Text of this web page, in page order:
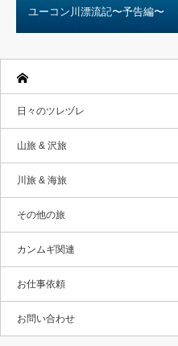
ユーコン川漂流記〜予告編〜
日々のツレヅレ
山旅 & 沢旅
川旅 & 海旅
その他の旅
カンムギ関連
お仕事依頼
お問い合わせ